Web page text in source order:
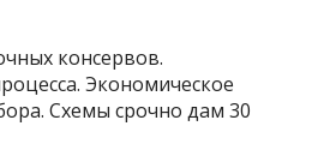
консервов.
Экономическое
Схемы​ срочно дам 30